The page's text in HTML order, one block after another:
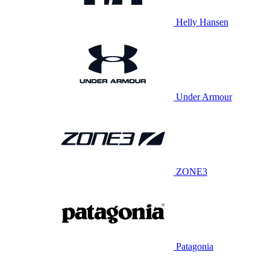
Helly Hansen
Under Armour
ZONE3
Patagonia